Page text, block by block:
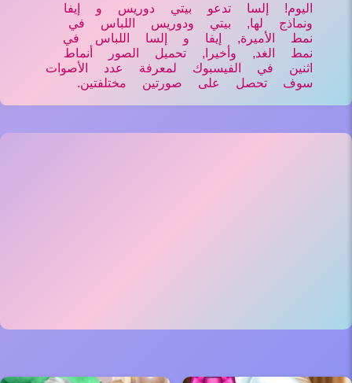
اليوم! إلسا تدعو بيتي دوريس و إيفا
ونماذج لها, بيتي ودوريس اللباس في
نمط الأميرة, إيفا و إلسا اللباس في
نمط الغد, وأخيرا, تحميل الصور أنماط
اثنين في الفيسبوك لمعرفة عدد الأصوات
سوف تحصل على صورتين مختلفتين.